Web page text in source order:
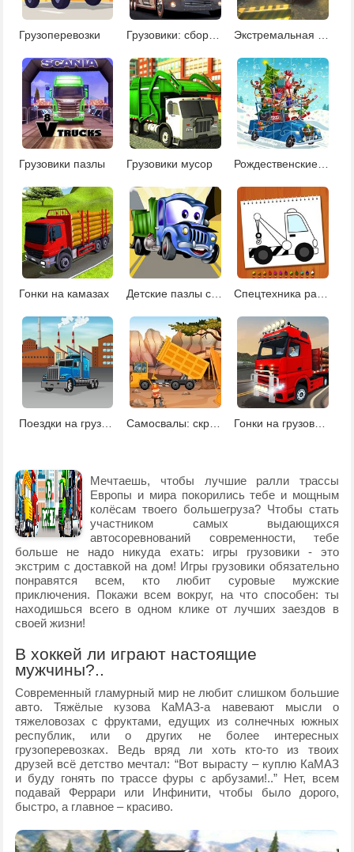
Грузоперевозки Грузовики: сборник пазлов
Грузовики пазлы Грузовики мусор Рождественские грузовики: пазлы
Гонки на камазах Детские пазлы с грузовиками Спецтехника раскраски
Поездки на грузовике Самосвалы: скрытые объекты Гонки на грузовиках на двоих
Мечтаешь, чтобы лучшие ралли трассы
Европы и мира покорились тебе и мощным
колёсам твоего большегруза? Чтобы стать
участником самых выдающихся
автосоревнований современности, тебе
больше не надо никуда ехать: игры грузовики - это
экстрим с доставкой на дом! Игры грузовики обязательно
понравятся всем, кто любит суровые мужские
приключения. Покажи всем вокруг, на что способен: ты
находишься всего в одном клике от лучших заездов в
своей жизни!
В хоккей ли играют настоящие
мужчины?..
Современный гламурный мир не любит слишком большие
авто. Тяжёлые кузова КаМАЗ-а навевают мысли о
тяжеловозах с фруктами, едущих из солнечных южных
республик, или о других не более интересных
грузоперевозках. Ведь вряд ли хоть кто-то из твоих
друзей всё детство мечтал: “Вот вырасту – куплю КаМАЗ
и буду гонять по трассе фуры с арбузами!..” Нет, всем
подавай Феррари или Инфинити, чтобы было дорого,
быстро, а главное – красиво.